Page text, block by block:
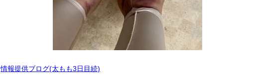
情報提供ブログ(太もも3日目続)